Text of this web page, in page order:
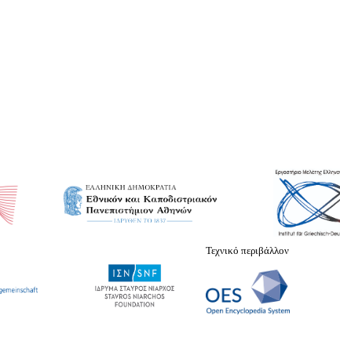
Τεχνικό περιβάλλον